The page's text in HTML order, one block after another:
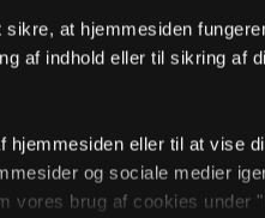
at hjemmesiden
af indhold eller til sikring af
hjemmesiden eller til at vise
og sociale medier
vores brug af cookies under